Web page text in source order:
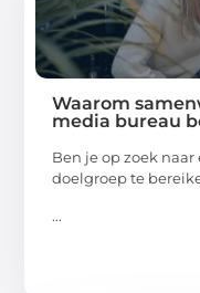
Waarom
media bureau
Ben je op zoek
doelgroep te
...